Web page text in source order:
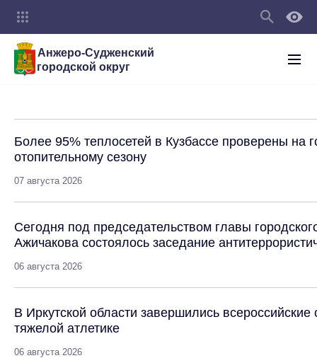
Анжеро-Судженский
городской округ
Более 95% теплосетей в Кузбассе проверены на
отопительному сезону
07 августа 2026
Сегодня под председательством главы
Ажичакова состоялось заседание
06 августа 2026
В Иркутской области завершились
тяжелой атлетике
06 августа 2026